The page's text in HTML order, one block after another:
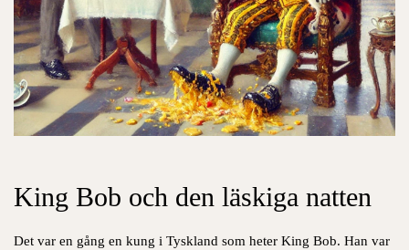
King Bob och den läskiga natten
Det var en gång en kung i Tyskland som heter King Bob. Han var